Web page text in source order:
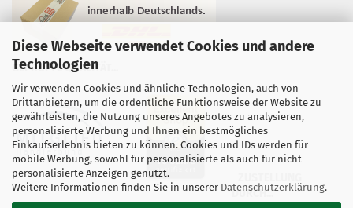
Diese Webseite verwendet Cookies und andere
Technologien
Wir verwenden Cookies und ähnliche Technologien, auch von
Drittanbietern, um die ordentliche Funktionsweise der Website zu
gewährleisten, die Nutzung unseres Angebotes zu analysieren,
personalisierte Werbung und Ihnen ein bestmögliches
Einkaufserlebnis bieten zu können. Cookies und IDs werden für
mobile Werbung, sowohl für personalisierte als auch für nicht
personalisierte Anzeigen genutzt.
Weitere Informationen finden Sie in unserer Datenschutzerklärung.
GEPRÜFTE QUALITÄT...
DURCH...